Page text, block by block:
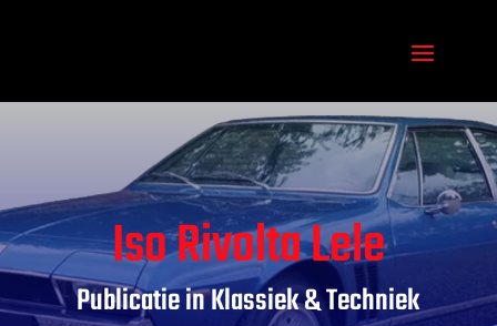
Iso Rivolta Lele
Publicatie in Klassiek & Techniek